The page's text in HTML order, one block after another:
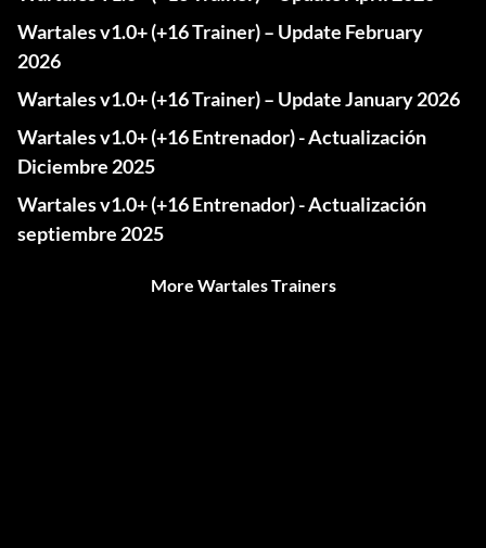
Wartales v1.0+ (+16 Trainer) – Update February
2026
Wartales v1.0+ (+16 Trainer) – Update January 2026
Wartales v1.0+ (+16 Entrenador) - Actualización
Diciembre 2025
Wartales v1.0+ (+16 Entrenador) - Actualización
septiembre 2025
More Wartales Trainers